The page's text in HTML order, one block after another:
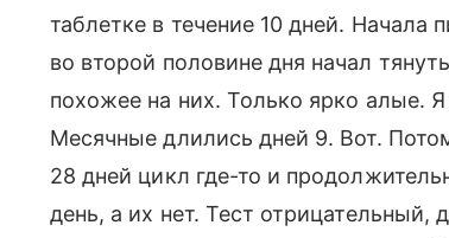
таблетке в течение 10 дней. Начала
во второй половине дня начал
похожее на них. Только ярко алые.
Месячные длились дней 9. Вот.
28 дней цикл где-то и
день, а их нет. Тест